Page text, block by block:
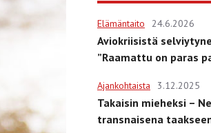
Elämäntaito 24.6.2026
Aviokriisistä
”Raamattu on paras
Ajankohtaista 3.12.2025
Takaisin mieheksi –
transnaisena